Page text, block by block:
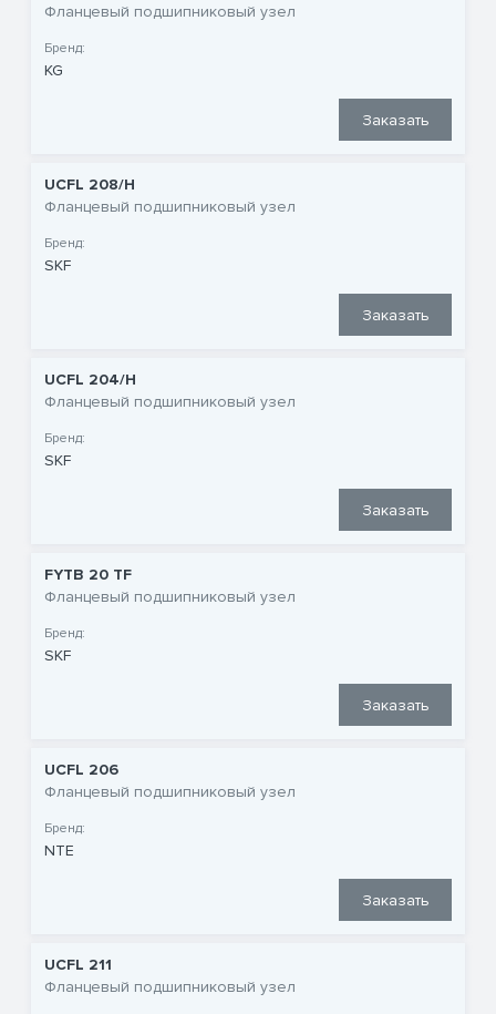
Фланцевый подшипниковый узел
Бренд:
KG
Заказать
UCFL 208/H
Фланцевый подшипниковый узел
Бренд:
SKF
Заказать
UCFL 204/H
Фланцевый подшипниковый узел
Бренд:
SKF
Заказать
FYTB 20 TF
Фланцевый подшипниковый узел
Бренд:
SKF
Заказать
UCFL 206
Фланцевый подшипниковый узел
Бренд:
NTE
Заказать
UCFL 211
Фланцевый подшипниковый узел